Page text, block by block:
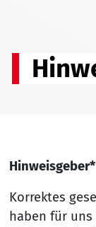
Korrektes
haben für